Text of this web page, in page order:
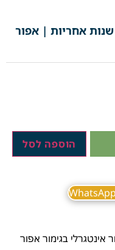
ברז חם קר לכיור אינטגרלי | 10 שנות אחריות | אפור
הוספה לסל
אינטגרלי בגימור אפור